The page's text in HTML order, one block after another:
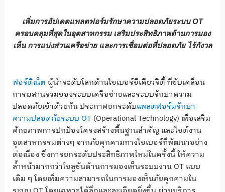
เพิ่มการอัปเดตแพลตฟอร์มรักษาความปลอดภัยระบบOT
ครอบคลุมที่สุดในอุตสาหกรรม เสริมประสิทธิภาพด้านการมอง
เห็น การแบ่งส่วนเครือข่าย และการเชื่อมต่อที่ปลอดภัย ไร้กังวล
ฟอร์ติเน็ต ผู้นำระดับโลกด้านไซเบอร์ซีเคียวริตี้ ที่ขับเคลื่อน
การผสานรวมของระบบเครือข่ายและระบบรักษาความ
ปลอดภัยเข้าด้วยกัน ประกาศยกระดับแพลตฟอร์มรักษา
ความปลอดภัยระบบ OT (Operational Technology) เพื่อเสริม
ศักยภาพการปกป้องโครงสร้างพื้นฐานสำคัญ และไซต์งาน
อุตสาหกรรมต่างๆ จากภัยคุกคามทางไซเบอร์ที่พัฒนาอย่าง
ต่อเนื่อง ซึ่งการยกระดับประสิทธิภาพใหม่ในครั้งนี้ ให้ความ
ล้ำหน้ามากกว่าโซลูชันด้านการมองเห็นระบบงาน OT แบบ
เดิม ๆ โดยเพิ่มความสามารถในการมองเห็นภัยคุกคามใน